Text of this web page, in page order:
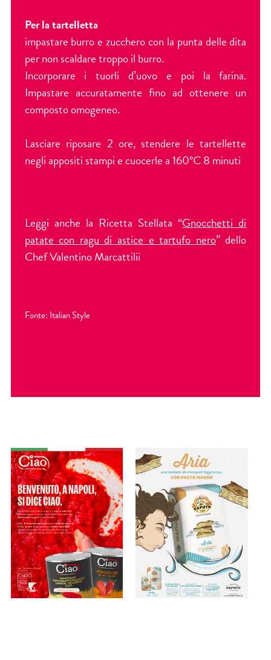
Per la tartelletta
impastare burro e zucchero con la punta delle dita
per non scaldare troppo il burro.
Incorporare i tuorli d’uovo e poi la farina.
Impastare accuratamente fino ad ottenere un
composto omogeneo.
Lasciare riposare 2 ore, stendere le tartellette
negli appositi stampi e cuocerle a 160°C 8 minuti
Leggi anche la Ricetta Stellata“Gnocchetti di
patate con ragu di astice e tartufo nero” dello
Chef Valentino Marcattilii
Fonte: Italian Style